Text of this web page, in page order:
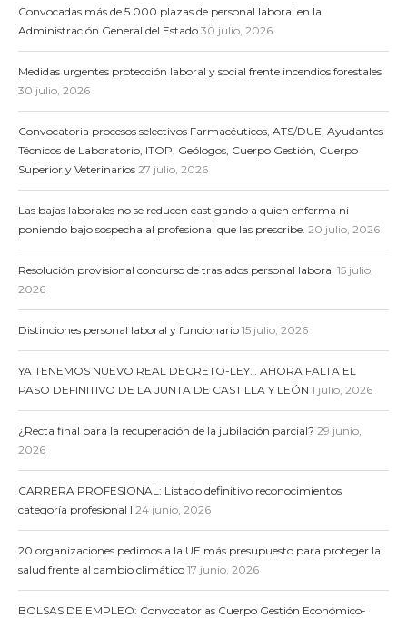
Convocadas más de 5.000 plazas de personal laboral en la
Administración General del Estado 30 julio, 2026
Medidas urgentes protección laboral y social frente incendios forestales
30 julio, 2026
Convocatoria procesos selectivos Farmacéuticos, ATS/DUE, Ayudantes
Técnicos de Laboratorio, ITOP, Geólogos, Cuerpo Gestión, Cuerpo
Superior y Veterinarios 27 julio, 2026
Las bajas laborales no se reducen castigando a quien enferma ni
poniendo bajo sospecha al profesional que las prescribe. 20 julio, 2026
Resolución provisional concurso de traslados personal laboral 15 julio,
2026
Distinciones personal laboral y funcionario 15 julio, 2026
YA TENEMOS NUEVO REAL DECRETO-LEY… AHORA FALTA EL
PASO DEFINITIVO DE LA JUNTA DE CASTILLA Y LEÓN 1 julio, 2026
¿Recta final para la recuperación de la jubilación parcial? 29 junio,
2026
CARRERA PROFESIONAL: Listado definitivo reconocimientos
categoría profesional I 24 junio, 2026
20 organizaciones pedimos a la UE más presupuesto para proteger la
salud frente al cambio climático 17 junio, 2026
BOLSAS DE EMPLEO: Convocatorias Cuerpo Gestión Económico-